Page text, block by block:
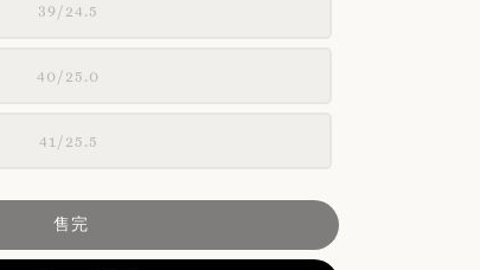
39/24.5
40/25.0
41/25.5
售完